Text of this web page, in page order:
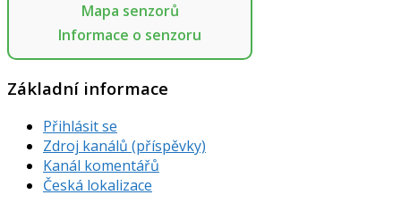
Mapa senzorů
Informace o senzoru
Základní informace
Přihlásit se
Zdroj kanálů (příspěvky)
Kanál komentářů
Česká lokalizace